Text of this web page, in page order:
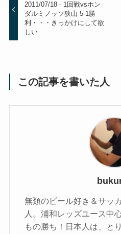
2011/07/18 - 1回戦vsホン
ダルミノッソ狭山 5-1勝
利・・・きっかけにして欲
しい
この記事を書いた人
無類のビール好き＆サッ
人。浦和レッズユース中
もの勝ち！日本人は、と